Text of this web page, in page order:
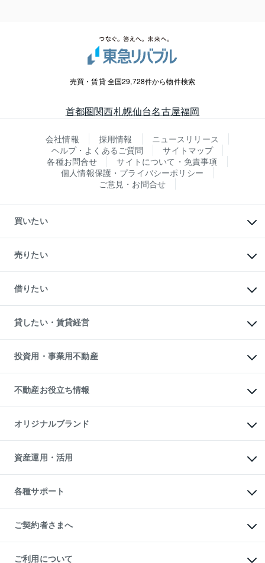
売買・賃貸 全国29,728件から物件検索
首都圏関西札幌仙台名古屋福岡
会社情報 採用情報
ニュースリリース
ヘルプ・よくあるご質問
サイトマップ
各種お問合せ
サイトについて・免責事項
個人情報保護・プライバシーポリシー
ご意見・お問合せ
買いたい
新築・分譲マンションの購入
中古マンションの購入
一戸建ての購入
中古一戸建ての購入
不動産購入の流れ
注目キーワード物件特集
購入ガイド
English 繁体中文簡体中文
売りたい
一戸建ての売却・査定
土地の売却・査定
スピードAI査定
不動産査定について
不動産売却の流れ
不動産買換えの流れ
売却ガイド
借りたい
オフィス・店舗の賃貸
借りるときの流れ
借りるガイド
貸したい・賃貸経営
マンション賃料データ
賃貸管理プラン
リロケーションについて
貸すガイド
投資用・事業用不動産
事業用不動産
マンション投資
投資用マンション
アパート経営
収益物件
ビル購入（ビル一棟）
投資用不動産の売却査定
事業用不動産の売却査定
不動産お役立ち情報
マンションライブラリー
人気マンションランキング
暮らしに役立つ不動産メディア
不動産相場・不動産価格情報
不動産コラム・ニュース
不動産用語集
不動産なんでもネット相談室
住まいの税金
オリジナルブランド
一棟リノベーションマンション
L`GENTE（ルジェンテ）
区分リノベーションマンション
投資用一棟レジデンスWELL
不動産小口投資
LEGACIA（レガシア）
資産運用・活用
不動産M&A
アセットマネジメント・出資
各種サポート
相続サポート
リフォームサポート
ご契約者さまへ
ご紹介・再契約特典
ご利用について